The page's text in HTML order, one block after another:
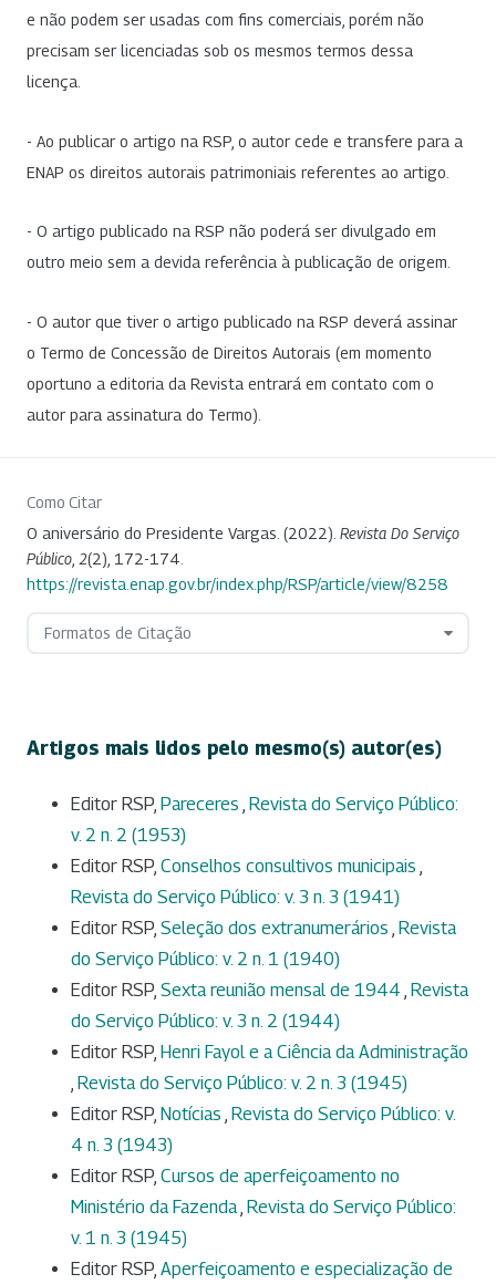
e não podem ser usadas com fins comerciais, porém não
precisam ser licenciadas sob os mesmos termos dessa
licença.
- Ao publicar o artigo na RSP, o autor cede e transfere para a
ENAP os direitos autorais patrimoniais referentes ao artigo.
- O artigo publicado na RSP não poderá ser divulgado em
outro meio sem a devida referência à publicação de origem.
- O autor que tiver o artigo publicado na RSP deverá assinar
o Termo de Concessão de Direitos Autorais (em momento
oportuno a editoria da Revista entrará em contato com o
autor para assinatura do Termo).
Como Citar
O aniversário do Presidente Vargas. (2022). Revista Do Serviço
Público 2(2), 172-174.
https://revista.enap.gov.br/index.php/RSP/article/view/8258
Formatos de Citação
Artigos mais lidos pelo mesmo(s) autor(es)
Editor RSP, Pareceres , Revista do Serviço Público:
v. 2 n. 2 (1953)
Editor RSP, Conselhos consultivos municipais ,
Revista do Serviço Público: v. 3 n. 3 (1941)
Editor RSP, Seleção dos extranumerários , Revista
do Serviço Público: v. 2 n. 1 (1940)
Editor RSP, Sexta reunião mensal de 1944 , Revista
do Serviço Público: v. 3 n. 2 (1944)
Editor RSP, Henri Fayol e a Ciência da Administração
, Revista do Serviço Público: v. 2 n. 3 (1945)
Editor RSP, Notícias , Revista do Serviço Público: v.
4 n. 3 (1943)
Editor RSP, Cursos de aperfeiçoamento no
Ministério da Fazenda, Revista do Serviço Público:
v. 1 n. 3 (1945)
Editor RSP, Aperfeiçoamento e especialização de